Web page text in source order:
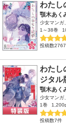
わたし
顎木あく
少女マンガ
1～38巻
投稿数
わたし
ジタル
顎木あく
少女マンガ
1巻
投稿数7件